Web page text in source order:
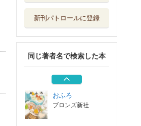
新刊パトロールに登録
同じ著者名で検索した本
ねむねむこうさぎ
こうさぎぽーん
ブロンズ新社
おふろ
ブロンズ新社